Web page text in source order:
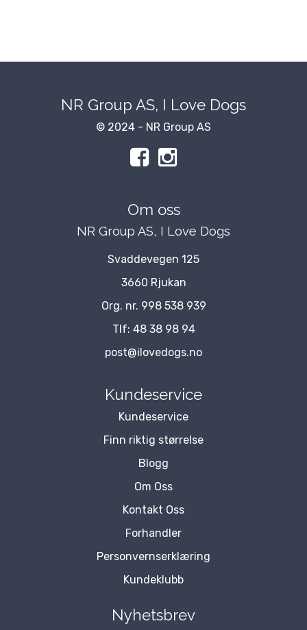
NR Group AS, I Love Dogs
© 2024 - NR Group AS
Om oss
NR Group AS, I Love Dogs
Svaddevegen 125
3660 Rjukan
Org. nr. 998 538 939
Tlf: 48 38 98 94
post@ilovedogs.no
Kundeservice
Kundeservice
Finn riktig størrelse
Blogg
Om Oss
Kontakt Oss
Forhandler
Personvernserklæring
Kundeklubb
Nyhetsbrev